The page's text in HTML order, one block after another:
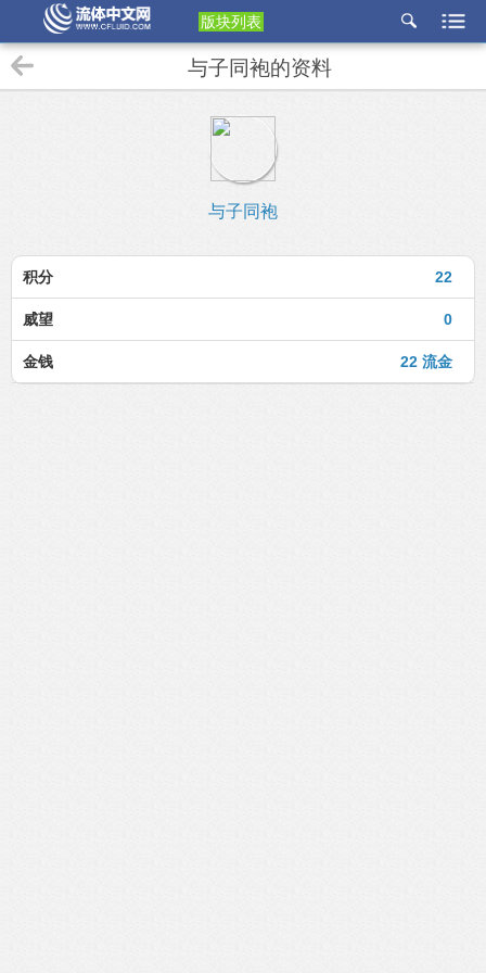
版块列表
etu
与子同袍的资料
与子同袍
22
积分
0
威望
22 流金
金钱